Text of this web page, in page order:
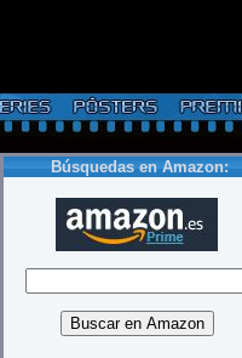
Búsquedas en Amazon: